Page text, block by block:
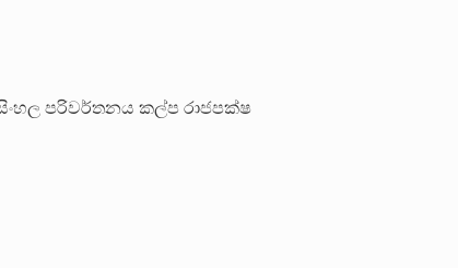
සිංහල පරිවර්තනය කල්ප රාජපක්ෂ